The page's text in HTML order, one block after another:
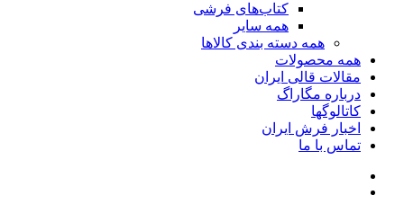
کتاب‌های فرشی
همه سایر
همه دسته بندی کالاها
همه محصولات
مقالات قالی ایران
درباره مگاراگ
کاتالوگها
اخبار فرش ایران
تماس با ما